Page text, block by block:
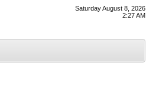
Saturday August 8, 2026
2:27 AM